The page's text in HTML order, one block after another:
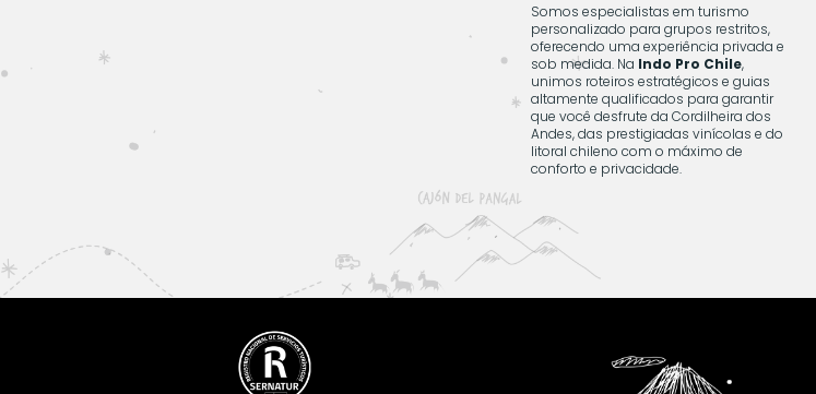
Somos especialistas em turismo
personalizado para grupos restritos,
oferecendo uma experiência privada e
sob medida. Na Indo Pro Chile,
unimos roteiros estratégicos e guias
altamente qualificados para garantir
que você desfrute da Cordilheira dos
Andes, das prestigiadas vinícolas e do
litoral chileno com o máximo de
conforto e privacidade.